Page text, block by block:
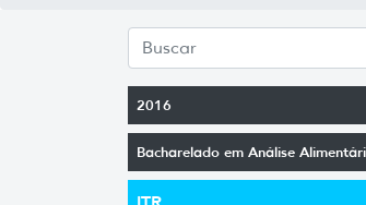
2016
Bacharelado em Análise